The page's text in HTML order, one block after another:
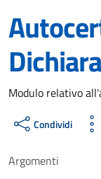
Dettagli
Modulo relativo
Condividi
Argomenti